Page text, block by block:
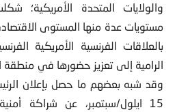
والولايات المتحدة الأمريكية؛
مستويات عدة منها المستوى
بالعلاقات الفرنسية الأمريكية
الرامية إلى تعزيز حضورها في
وقد شبه بعضهم ما حصل بإعلان
15 ايلول/سبتمبر، عن شراكة